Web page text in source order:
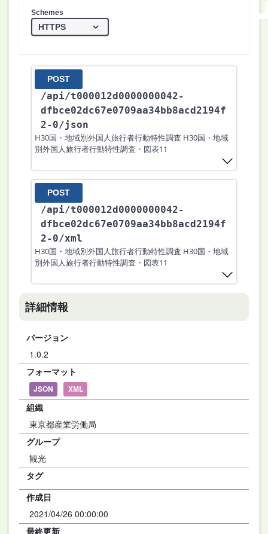
Schemes
POST
/api/t000012d0000000042-
dfbce02dc67e0709aa34bb8acd2194f
2-0/json
H30国・地域別外国人旅行者行動特性調査 H30国・地域
別外国人旅行者行動特性調査・図表11
POST
/api/t000012d0000000042-
dfbce02dc67e0709aa34bb8acd2194f
2-0/xml
H30国・地域別外国人旅行者行動特性調査 H30国・地域
別外国人旅行者行動特性調査・図表11
詳細情報
バージョン
1.0.2
フォーマット
JSON XML
組織
東京都産業労働局
グループ
観光
タグ
作成日
2021/04/26 00:00:00
最終更新